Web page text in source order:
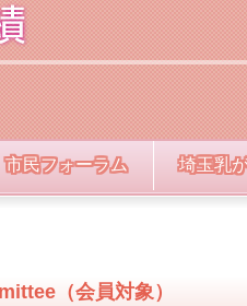
市民フォーラム 埼玉乳
（会員対象）